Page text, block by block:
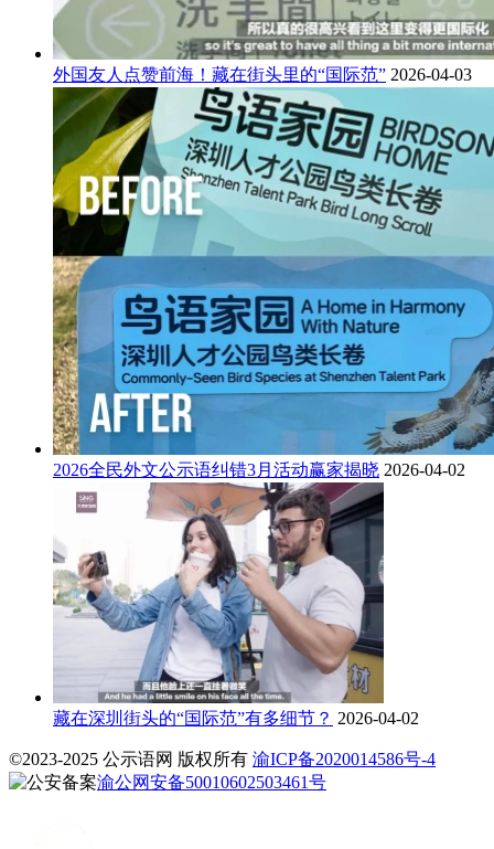
外国友人点赞前海！藏在街头里的“国际范” 2026-04-03
2026全民外文公示语纠错3月活动赢家揭晓 2026-04-02
藏在深圳街头的“国际范”有多细节？ 2026-04-02
©2023-2025 公示语网 版权所有 渝ICP备2020014586号-4
渝公网安备50010602503461号